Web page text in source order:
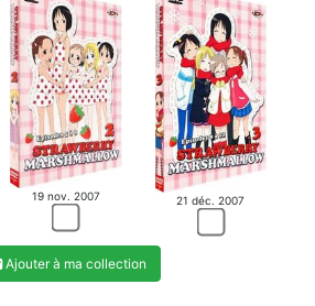
19 nov. 2007 21 déc. 2007
Ajouter à ma collection